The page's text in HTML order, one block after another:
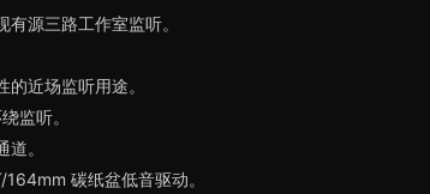
源三路工作室监听。
近场监听用途。
监听。
。
碳纸盆低音驱动。